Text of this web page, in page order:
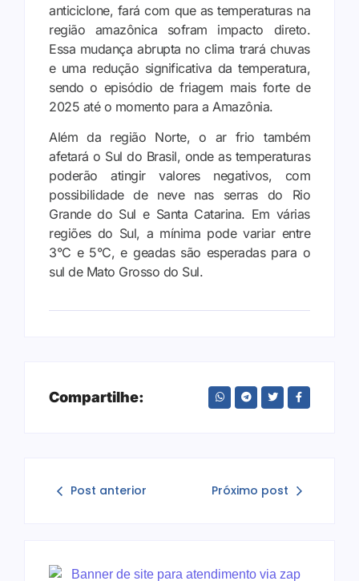
anticiclone, fará com que as temperaturas na
região amazônica sofram impacto direto.
Essa mudança abrupta no clima trará chuvas
e uma redução significativa da temperatura,
sendo o episódio de friagem mais forte de
2025 até o momento para a Amazônia.
Além da região Norte, o ar frio também
afetará o Sul do Brasil, onde as temperaturas
poderão atingir valores negativos, com
possibilidade de neve nas serras do Rio
Grande do Sul e Santa Catarina. Em várias
regiões do Sul, a mínima pode variar entre
3°C e 5°C, e geadas são esperadas para o
sul de Mato Grosso do Sul.
Compartilhe:
Post anterior Próximo post